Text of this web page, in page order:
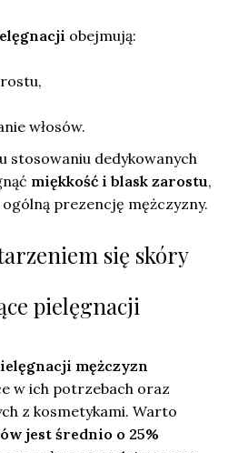
obejmują:
włosów.
stosowaniu dedykowanych
miękkość i blask zarostu,
prezencję mężczyzny.
się skóry
pielęgnacji
mężczyzn
w ich potrzebach oraz
z kosmetykami. Warto
jest średnio o 25%